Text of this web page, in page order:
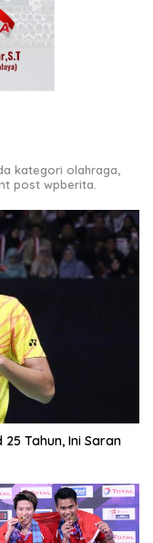
kategori olahraga,
post wpberita.
Tahun, Ini Saran